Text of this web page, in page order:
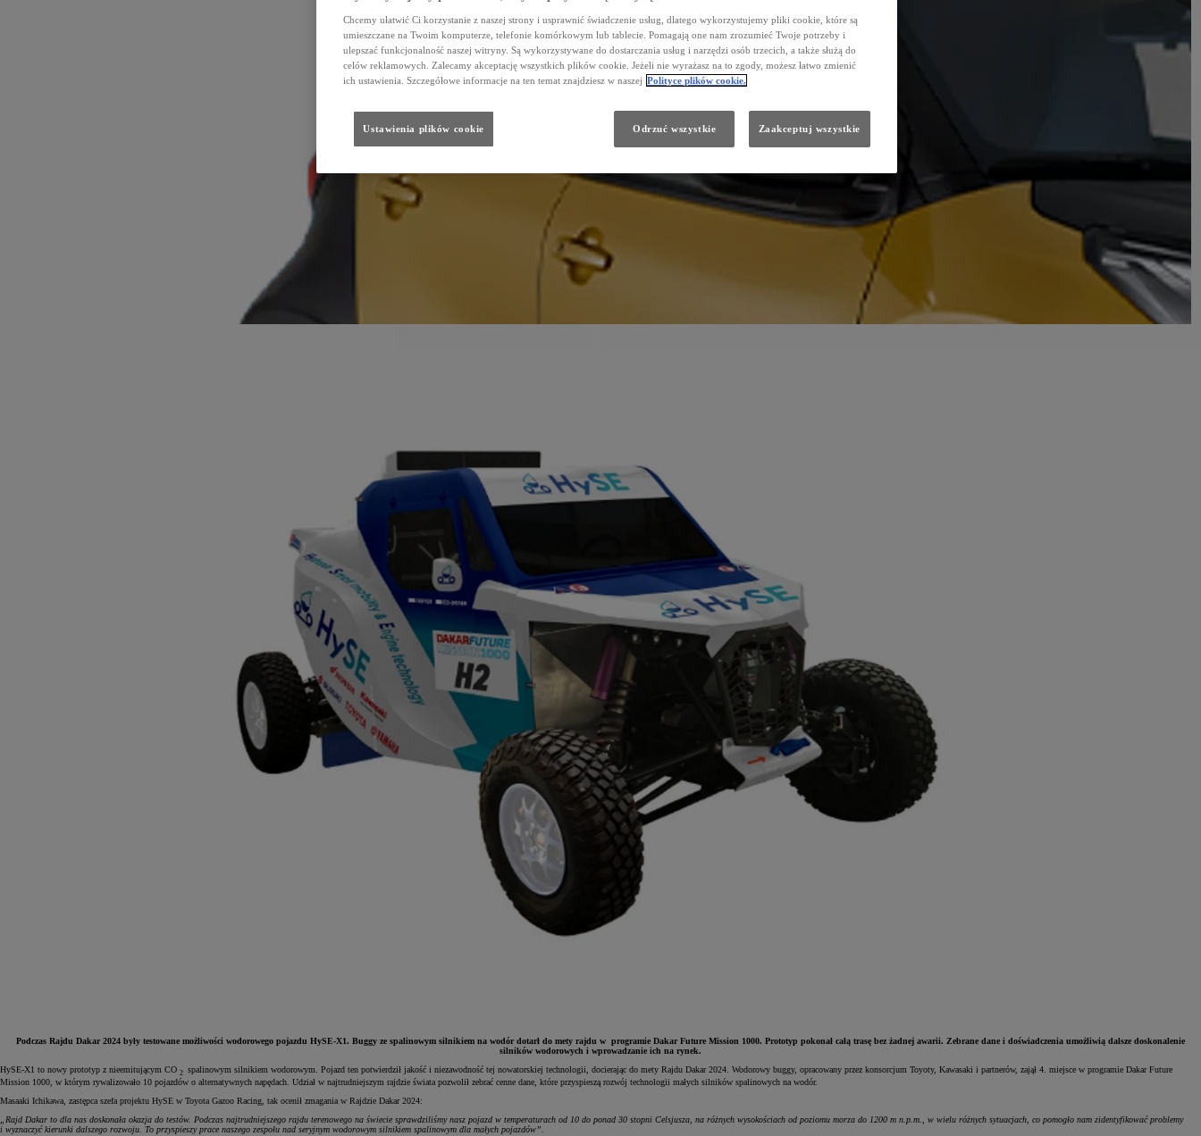
Od 81 900 zł
Yaris Cross
HYBRID
Podczas Rajdu Dakar 2024 były testowane możliwości wodorowego pojazdu HySE-X1. Buggy ze spalinowym silnikiem na wodór dotarł do mety rajdu w programie Dakar Future Mission 1000. Prototyp pokonał całą trasę bez żadnej awarii. Zebrane dane i doświadczenia umożliwią dalsze doskonalenie
silników wodorowych i wprowadzanie ich na rynek.
HySE-X1 to nowy prototyp z nieemitującym CO 2 spalinowym silnikiem wodorowym. Pojazd ten potwierdził jakość i niezawodność tej nowatorskiej technologii, docierając do mety Rajdu Dakar 2024. Wodorowy buggy, opracowany przez konsorcjum Toyoty, Kawasaki i partnerów, zajął 4. miejsce w programie Dakar Future
Mission 1000, w którym rywalizowało 10 pojazdów o alternatywnych napędach. Udział w najtrudniejszym rajdzie świata pozwolił zebrać cenne dane, które przyspieszą rozwój technologii małych silników spalinowych na wodór.
Masaaki Ichikawa, zastępca szefa projektu HySE w Toyota Gazoo Racing, tak ocenił zmagania w Rajdzie Dakar 2024:
„Rajd Dakar to dla nas doskonała okazja do testów. Podczas najtrudniejszego rajdu terenowego na świecie sprawdziliśmy nasz pojazd w temperaturach od 10 do ponad 30 stopni Celsjusza, na różnych wysokościach od poziomu morza do 1200 m n.p.m., w wielu różnych sytuacjach, co pomogło nam zidentyfikować problemy
i wyznaczyć kierunki dalszego rozwoju. To przyspieszy prace naszego zespołu nad seryjnym wodorowym silnikiem spalinowym dla małych pojazdów”.
Chcemy ułatwić Ci korzystanie z naszej strony i usprawnić świadczenie usług, dlatego wykorzystujemy pliki cookie, które są
umieszczane na Twoim komputerze, telefonie komórkowym lub tablecie. Pomagają one nam zrozumieć Twoje potrzeby i
ulepszać funkcjonalność naszej witryny. Są wykorzystywane do dostarczania usług i narzędzi osób trzecich, a także służą do
celów reklamowych. Zalecamy akceptację wszystkich plików cookie. Jeżeli nie wyrażasz na to zgody, możesz łatwo zmienić
ich ustawienia. Szczegółowe informacje na ten temat znajdziesz w naszej Polityce plików cookie.
Ustawienia plików cookie Odrzuć wszystkie Zaakceptuj wszystkie